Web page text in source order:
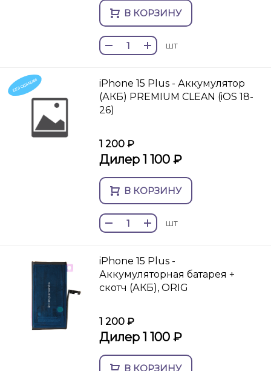
В КОРЗИНУ
шт
БЕЗ ОШИБКИ
iPhone 15 Plus - Аккумулятор
(АКБ) PREMIUM CLEAN (iOS 18-
26)
1 200 ₽
Дилер 1 100 ₽
В КОРЗИНУ
шт
iPhone 15 Plus -
Аккумуляторная батарея +
скотч (АКБ), ORIG
1 200 ₽
Дилер 1 100 ₽
В КОРЗИНУ